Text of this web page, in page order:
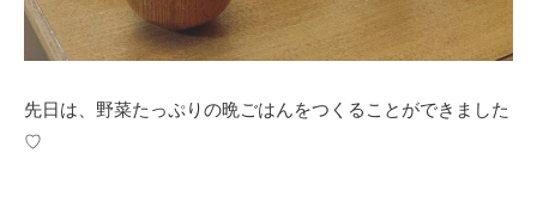
先日は、野菜たっぷりの晩ごはんをつくることができました
♡